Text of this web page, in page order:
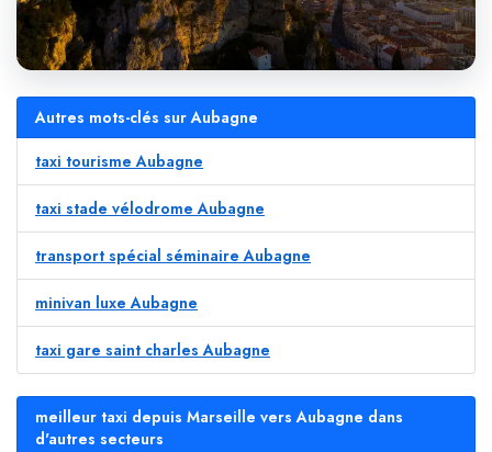
Autres mots-clés sur Aubagne
taxi tourisme Aubagne
taxi stade vélodrome Aubagne
transport spécial séminaire Aubagne
minivan luxe Aubagne
taxi gare saint charles Aubagne
meilleur taxi depuis Marseille vers Aubagne dans
d'autres secteurs